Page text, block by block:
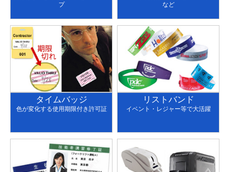
プ
など
タイムバッジ
色が変化する使用期限付き許可証
リストバンド
イベント・レジャー等で大活躍